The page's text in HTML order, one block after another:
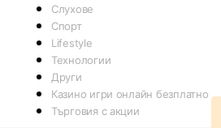
Слухове
Спорт
Lifestyle
Технологии
Други
Казино игри онлайн безплатно
Търговия с акции